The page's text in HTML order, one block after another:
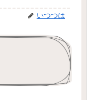
いつつは